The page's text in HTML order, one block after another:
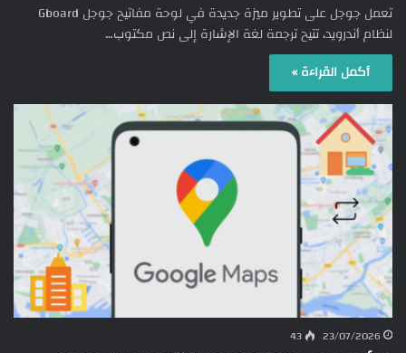
تعمل جوجل على تطوير ميزة جديدة في لوحة مفاتيح جوجل Gboard
لنظام أندرويد، تتيح ترجمة لغة الإشارة إلى نص مكتوب…
أكمل القراءة »
23/07/2026
43